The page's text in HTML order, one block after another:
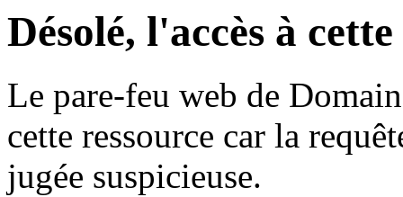
Désolé, l'accès à
Le pare-feu web de
cette ressource car la
jugée suspicieuse.